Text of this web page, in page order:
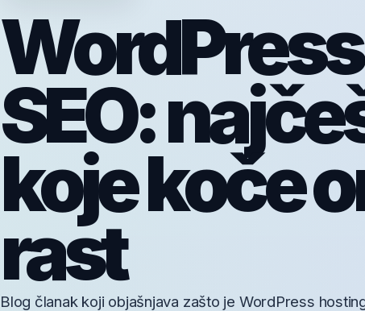
SEO:
koje koče
rast
Blog članak koji objašnjava zašto je WordPress